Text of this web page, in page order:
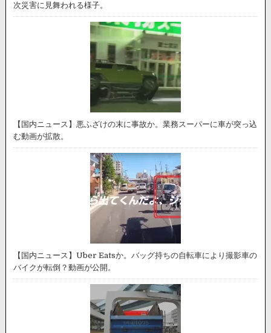
次災害に見舞われる様子。
【国内ニュース】悪ふざけの末に事故か。業務スーパーに車が突っ込
む動画が拡散。
【国内ニュース】Uber Eatsか。バッグ持ちの自転車により撮影車の
バイクが転倒？動画が公開。